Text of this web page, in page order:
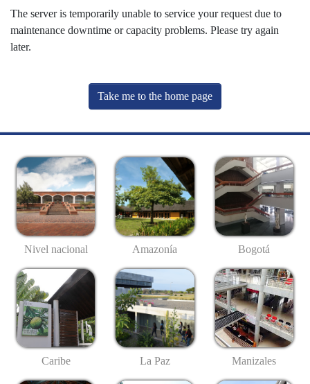
The server is temporarily unable to service your request due to
maintenance downtime or capacity problems. Please try again
later.
Take me to the home page
Nivel nacional Amazonía Bogotá
Caribe La Paz Manizales